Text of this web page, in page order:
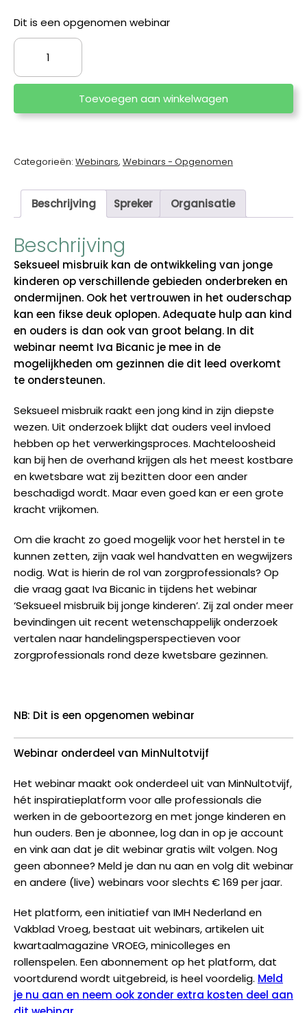
Dit is een opgenomen webinar
Webinar:
Seksueel
misbruik
jonge
Iva
aantal
Toevoegen aan winkelwagen
Categorieën: Webinars, Webinars - Opgenomen
Beschrijving Spreker Organisatie
Beschrijving
Seksueel misbruik kan de ontwikkeling van jonge
kinderen op verschillende gebieden onderbreken en
ondermijnen. Ook het vertrouwen in het ouderschap
kan een fikse deuk oplopen. Adequate hulp aan kind
en ouders is dan ook van groot belang. In dit
webinar neemt Iva Bicanic je mee in de
mogelijkheden om gezinnen die dit leed overkomt
te ondersteunen.
Seksueel misbruik raakt een jong kind in zijn diepste
wezen. Uit onderzoek blijkt dat ouders veel invloed
hebben op het verwerkingsproces. Machteloosheid
kan bij hen de overhand krijgen als het meest kostbare
en kwetsbare wat zij bezitten door een ander
beschadigd wordt. Maar even goed kan er een grote
kracht vrijkomen.
Om die kracht zo goed mogelijk voor het herstel in te
kunnen zetten, zijn vaak wel handvatten en wegwijzers
nodig. Wat is hierin de rol van zorgprofessionals? Op
die vraag gaat Iva Bicanic in tijdens het webinar
‘Seksueel misbruik bij jonge kinderen’. Zij zal onder meer
bevindingen uit recent wetenschappelijk onderzoek
vertalen naar handelingsperspectieven voor
zorgprofessionals rond deze kwetsbare gezinnen.
NB: Dit is een opgenomen webinar
Webinar onderdeel van MinNultotvijf
Het webinar maakt ook onderdeel uit van MinNultotvijf,
hét inspiratieplatform voor alle professionals die
werken in de geboortezorg en met jonge kinderen en
hun ouders. Ben je abonnee, log dan in op je account
en vink aan dat je dit webinar gratis wilt volgen. Nog
geen abonnee? Meld je dan nu aan en volg dit webinar
en andere (live) webinars voor slechts € 169 per jaar.
Het platform, een initiatief van IMH Nederland en
Vakblad Vroeg, bestaat uit webinars, artikelen uit
kwartaalmagazine VROEG, minicolleges en
rollenspelen. Een abonnement op het platform, dat
voortdurend wordt uitgebreid, is heel voordelig. Meld
je nu aan en neem ook zonder extra kosten deel aan